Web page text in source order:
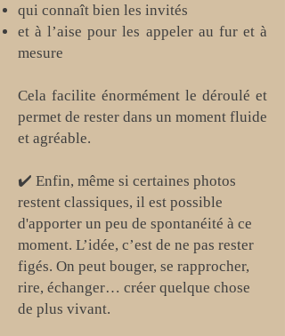
qui connaît bien les invités
et à l’aise pour les appeler au fur et à
mesure
Cela facilite énormément le déroulé et
permet de rester dans un moment fluide
et agréable.
✔️ Enfin, même si certaines photos
restent classiques, il est possible
d'apporter un peu de spontanéité à ce
moment. L’idée, c’est de ne pas rester
figés. On peut bouger, se rapprocher,
rire, échanger… créer quelque chose
de plus vivant.